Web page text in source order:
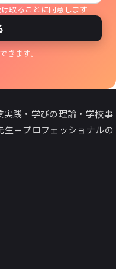
取ることに同意します
きます。
践・学びの理論・学校事
＝プロフェッショナルの